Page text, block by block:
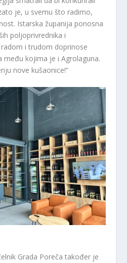
je, u svemu što radimo,
Istarska županija ponosna
poljoprivrednika i
i trudom doprinose
među kojima je i Agrolaguna.
nove kušaonice!”
Grada Poreča također je